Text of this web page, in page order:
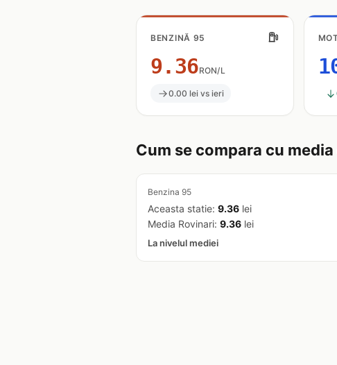
BENZINĂ 95
9.36RON/L
0.00 lei vs ieri
Cum se compara cu
Benzina 95
Aceasta statie: 9.36 lei
Media Rovinari: 9.36 lei
La nivelul mediei